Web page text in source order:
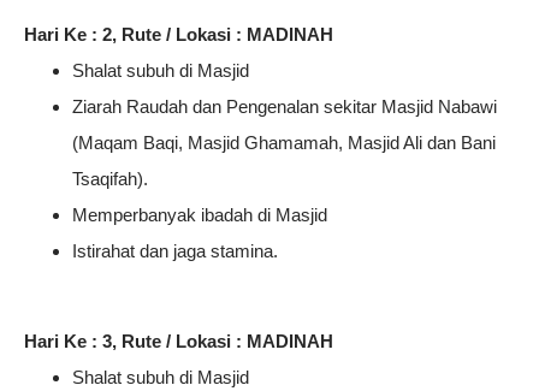
Hari Ke : 2, Rute / Lokasi : MADINAH
Shalat subuh di Masjid
Ziarah Raudah dan Pengenalan sekitar Masjid Nabawi
(Maqam Baqi, Masjid Ghamamah, Masjid Ali dan Bani
Tsaqifah).
Memperbanyak ibadah di Masjid
Istirahat dan jaga stamina.
Hari Ke : 3, Rute / Lokasi : MADINAH
Shalat subuh di Masjid